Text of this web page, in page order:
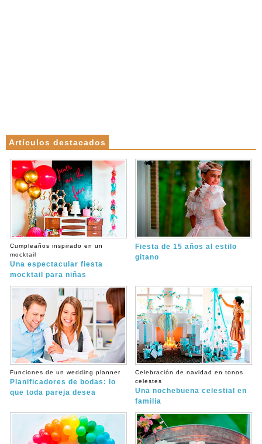
Artículos destacados
Cumpleaños inspirado en un
mocktail
Una espectacular fiesta
mocktail para niñas
Fiesta de 15 años al estilo
gitano
Funciones de un wedding planner
Planificadores de bodas: lo
que toda pareja desea
Celebración de navidad en tonos
celestes
Una nochebuena celestial en
familia